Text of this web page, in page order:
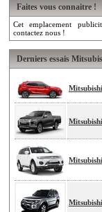
Faites vous connaitre !
Cet emplacement
contactez nous !
Derniers essais